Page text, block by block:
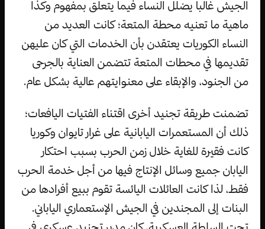
الجيش غالبا يضلل النساء فيما يتعلق بمفهوم وكذا
ماهية ما تعنيه محطة المتعة؛ كانت العديد من
النساء الكوريات يعتقدن بأن الخدمات التي كان عليهن
تقديمها في محطات المتعة تتضمن العناية بالجرحى
من الجنود، والإبقاء على معنوايتهم عالية بشكل عام.
تضمنت طريقة تجنيد أخرى اقتناء الفتيات اليافعات؛
ذلك أن المستعمرات اليابانية على غرار تايوان وكوريا
كانت فقيرة للغاية خلال زمن الحرب بسبب احتكار
اليابان جميع وسائل الإنتاج فيها من أجل خدمة الحرب
فقط، لذا كانت العائلات اليائسة تقوم ببيع أفرادها من
البنات إلى المجندين في الجيش الإستعماري الياباني.